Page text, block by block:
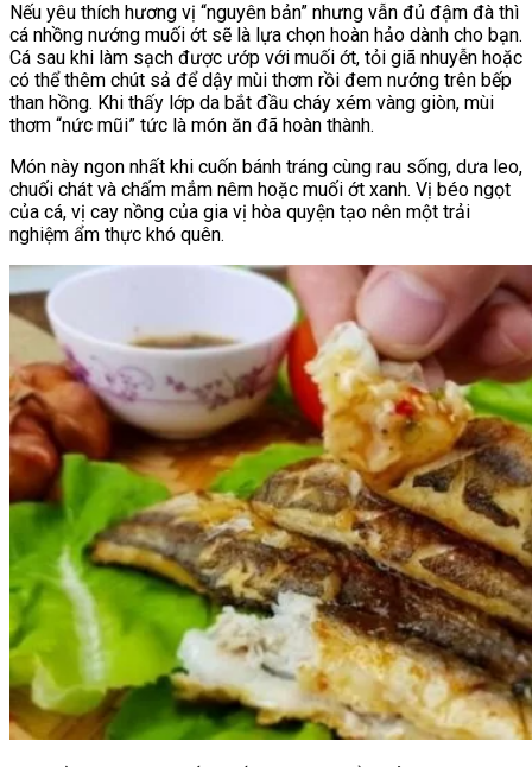
Nếu yêu thích hương vị “nguyên bản” nhưng vẫn đủ đậm đà thì
cá nhồng nướng muối ớt sẽ là lựa chọn hoàn hảo dành cho bạn.
Cá sau khi làm sạch được ướp với muối ớt, tỏi giã nhuyễn hoặc
có thể thêm chút sả để dậy mùi thơm rồi đem nướng trên bếp
than hồng. Khi thấy lớp da bắt đầu cháy xém vàng giòn, mùi
thơm “nức mũi” tức là món ăn đã hoàn thành.
Món này ngon nhất khi cuốn bánh tráng cùng rau sống, dưa leo,
chuối chát và chấm mắm nêm hoặc muối ớt xanh. Vị béo ngọt
của cá, vị cay nồng của gia vị hòa quyện tạo nên một trải
nghiệm ẩm thực khó quên.